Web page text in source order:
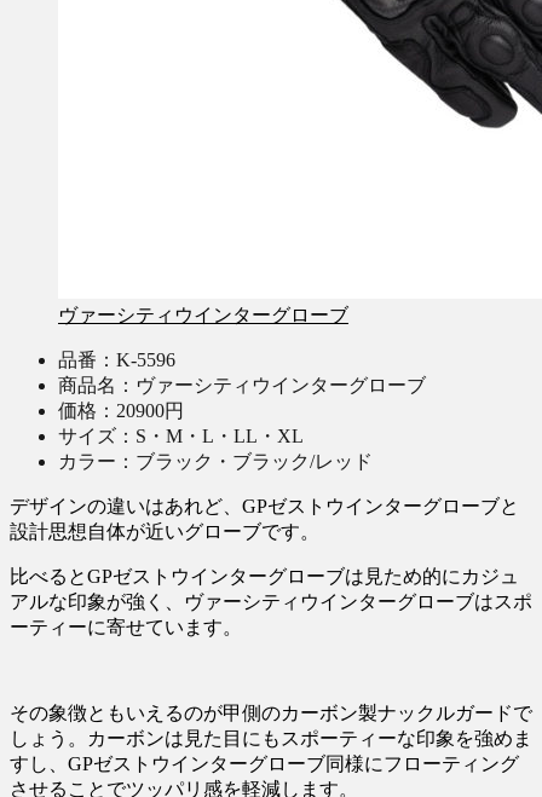
ヴァーシティウインターグローブ
品番：K-5596
商品名：ヴァーシティウインターグローブ
価格：20900円
サイズ：S・M・L・LL・XL
カラー：ブラック・ブラック/レッド
デザインの違いはあれど、GPゼストウインターグローブと
設計思想自体が近いグローブです。
比べるとGPゼストウインターグローブは見ため的にカジュ
アルな印象が強く、ヴァーシティウインターグローブはスポ
ーティーに寄せています。
その象徴ともいえるのが甲側のカーボン製ナックルガードで
しょう。カーボンは見た目にもスポーティーな印象を強めま
すし、GPゼストウインターグローブ同様にフローティング
させることでツッパリ感を軽減します。